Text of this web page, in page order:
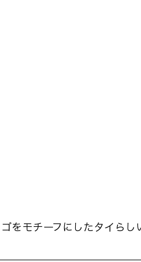
をモチーフにしたタイらし